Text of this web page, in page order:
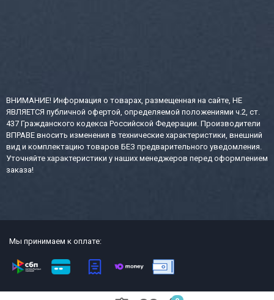
ВНИМАНИЕ! Информация о товарах, размещенная на сайте, НЕ
ЯВЛЯЕТСЯ публичной офертой, определяемой положениями ч.2, ст.
437 Гражданского кодекса Российской Федерации. Производители
ВПРАВЕ вносить изменения в технические характеристики, внешний
вид и комплектацию товаров БЕЗ предварительного уведомления.
Уточняйте характеристики у наших менеджеров перед оформлением
заказа!
Мы принимаем к оплате:
2013-2026 СТР интернет-магазин сейфов и металлической офисной